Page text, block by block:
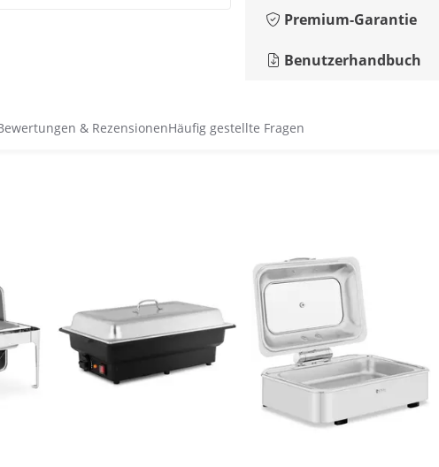
Premium-Garantie
Benutzerhandbuch
& RezensionenHäufig gestellte Fragen